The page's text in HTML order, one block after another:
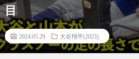
目
2024.05.29 大谷翔平(2023)